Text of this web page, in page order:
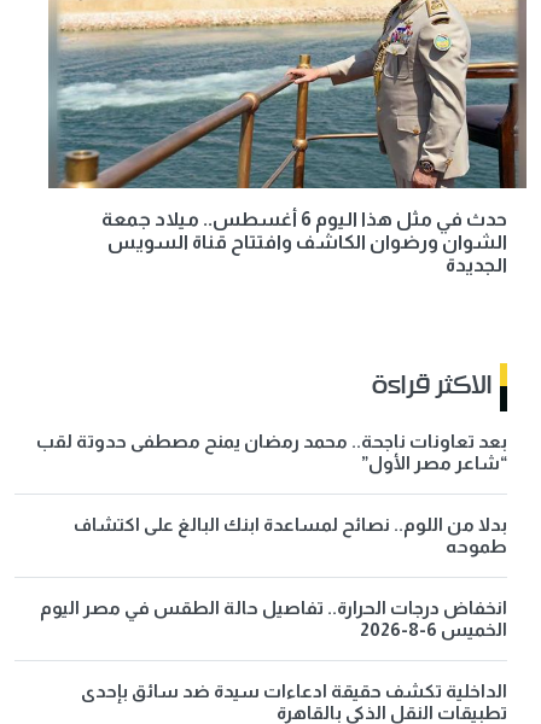
حدث في مثل هذا اليوم 6 أغسطس.. ميلاد جمعة
الشوان ورضوان الكاشف وافتتاح قناة السويس
الجديدة
الاكثر قراءة
بعد تعاونات ناجحة.. محمد رمضان يمنح مصطفى حدوتة لقب
“شاعر مصر الأول”
بدلا من اللوم.. نصائح لمساعدة ابنك البالغ على اكتشاف
طموحه
انخفاض درجات الحرارة.. تفاصيل حالة الطقس في مصر اليوم
الخميس 6-8-2026
الداخلية تكشف حقيقة ادعاءات سيدة ضد سائق بإحدى
تطبيقات النقل الذكي بالقاهرة